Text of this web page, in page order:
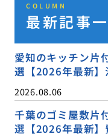
COLUMN
最新記事
愛知のキッチン片
選【2026年最新
2026.08.06
千葉のゴミ屋敷片
選【2026年最新